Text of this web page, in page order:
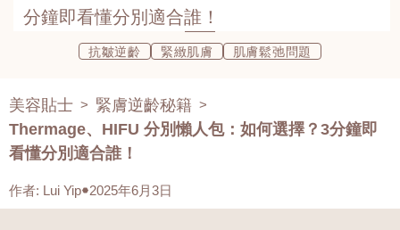
分鐘即看懂分別適合誰！
抗皺逆齡 緊緻肌膚 肌膚鬆弛問題
美容貼士 > 緊膚逆齡秘籍 >
Thermage、HIFU 分別懶人包：如何選擇？3分鐘即
看懂分別適合誰！
作者: Lui Yip 2025年6月3日